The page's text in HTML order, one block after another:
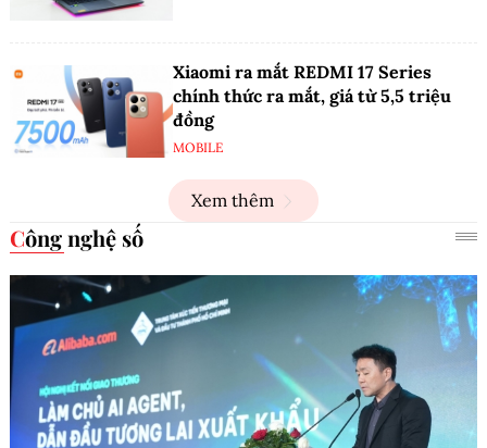
Xiaomi ra mắt REDMI 17 Series
chính thức ra mắt, giá từ 5,5 triệu
đồng
MOBILE
Xem thêm
Công nghệ số